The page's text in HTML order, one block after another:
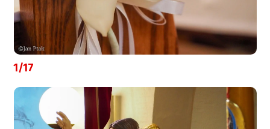
1/17